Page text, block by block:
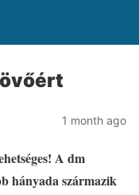
1 month ago
A dm
hányada származik